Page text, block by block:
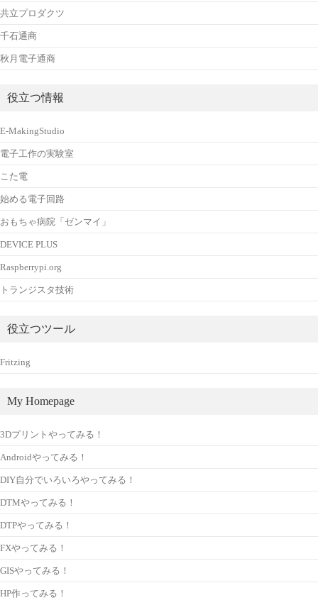
共立プロダクツ
千石通商
秋月電子通商
役立つ情報
E-MakingStudio
電子工作の実験室
こた電
始める電子回路
おもちゃ病院「ゼンマイ」
DEVICE PLUS
Raspberrypi.org
トランジスタ技術
役立つツール
Fritzing
My Homepage
3Dプリントやってみる！
Androidやってみる！
DIY自分でいろいろやってみる！
DTMやってみる！
DTPやってみる！
FXやってみる！
GISやってみる！
HP作ってみる！